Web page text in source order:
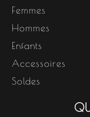
Femmes
Hommes
Enfants
Accessoires
Soldes